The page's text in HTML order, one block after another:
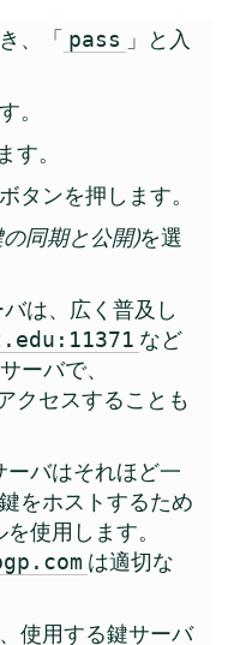
、「 pass 」と入
。
す。
タンを押します。
同期と公開)を選
は、広く普及し
など
ーバで、
クセスすることも
ーバはそれほど一
をホストするため
使用します。
は適切な
使用する鍵サーバ